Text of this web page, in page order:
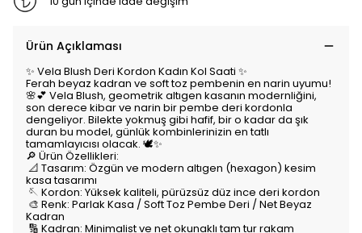
Ürün Açıklaması
✨ Vela Blush Deri Kordon Kadın Kol Saati ✨
Ferah beyaz kadran ve soft toz pembenin en narin uyumu!
🌸💕 Vela Blush, geometrik altıgen kasanın modernliğini,
son derece kibar ve narin bir pembe deri kordonla
dengeliyor. Bilekte yokmuş gibi hafif, bir o kadar da şık
duran bu model, günlük kombinlerinizin en tatlı
tamamlayıcısı olacak. 🕊️✨
🔎 Ürün Özellikleri:
📐 Tasarım: Özgün ve modern altıgen (hexagon) kesim
kasa tasarımı
🪡 Kordon: Yüksek kaliteli, pürüzsüz düz ince deri kordon
🎨 Renk: Parlak Kasa / Soft Toz Pembe Deri / Net Beyaz
Kadran
🔢 Kadran: Minimalist ve net okunaklı tam tur rakam